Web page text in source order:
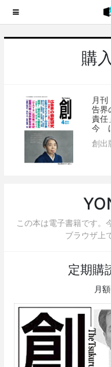
購
月
告界
責任
今
創出
この本は電子書籍です。
ブラウザ上
定期購
月